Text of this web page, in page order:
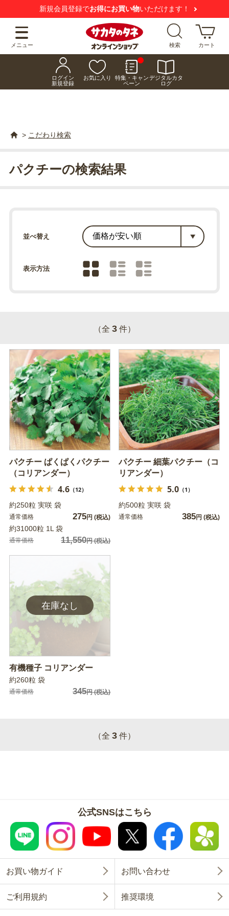
新規会員登録でお得にお買い物いただけます！
メニュー 検索 カート
ログイン
新規登録
お気に入り
特集・キャン
ペーン
デジタルカタ
ログ
> こだわり検索
パクチーの検索結果
並べ替え
表示方法
（全 3 件）
パクチー ぱくぱくパクチー
（コリアンダー）
4.6（12）
約250粒 実咲 袋
通常価格 275円 (税込)
約31000粒 1L 袋
通常価格 11,550円(税込)
パクチー 細葉パクチー（コ
リアンダー）
5.0（1）
約500粒 実咲 袋
通常価格 385円 (税込)
有機種子 コリアンダー
約260粒 袋
通常価格 345円(税込)
（全 3 件）
公式SNSはこちら
お買い物ガイド お問い合わせ
ご利用規約 推奨環境